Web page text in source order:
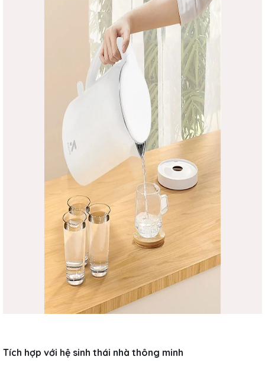
Tích hợp với hệ sinh thái nhà thông minh